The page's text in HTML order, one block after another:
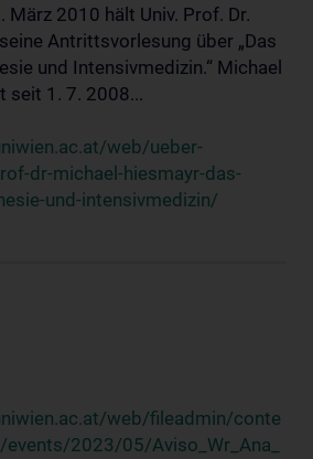
März 2010 hält Univ. Prof. Dr.
Antrittsvorlesung über „Das
und Intensivmedizin.“ Michael
seit 1. 7. 2008...
web/ueber-
dr-michael-hiesmayr-das-
und-intensivmedizin/
web/fileadmin/conte
2023/05/Aviso_Wr_Ana_